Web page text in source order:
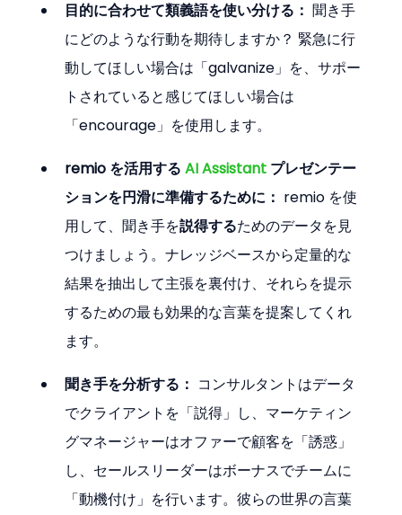
目的に合わせて類義語を使い分ける： 聞き手
にどのような行動を期待しますか？ 緊急に行
動してほしい場合は「galvanize」を、サポー
トされていると感じてほしい場合は
「encourage」を使用します。
remio を活用する AI Assistant プレゼンテー
ションを円滑に準備するために： remio を使
用して、聞き手を説得するためのデータを見
つけましょう。ナレッジベースから定量的な
結果を抽出して主張を裏付け、それらを提示
するための最も効果的な言葉を提案してくれ
ます。
聞き手を分析する： コンサルタントはデータ
でクライアントを「説得」し、マーケティン
グマネージャーはオファーで顧客を「誘惑」
し、セールスリーダーはボーナスでチームに
「動機付け」を行います。彼らの世界の言葉